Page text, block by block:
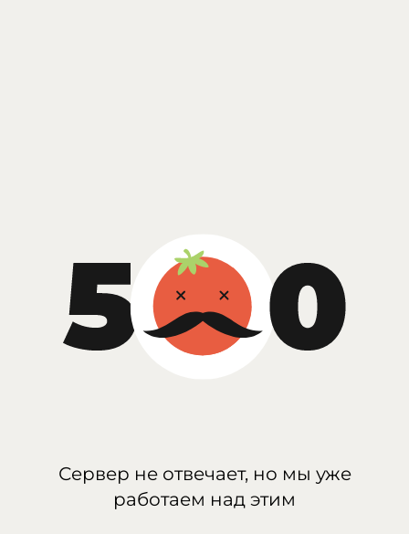
Сервер не отвечает, но мы уже
работаем над этим